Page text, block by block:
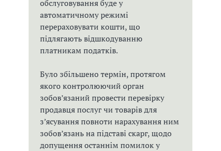
обслуговування буде у
автоматичному режимі
перераховувати кошти, що
підлягають відшкодуванню
платникам податків.
Було збільшено термін, протягом
якого контролюючий орган
зобов’язаний провести перевірку
продавця послуг чи товарів для
з’ясування повноти нарахування ним
зобов’язань на підставі скарг, щодо
допущення останнім помилок у